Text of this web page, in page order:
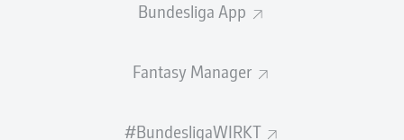
Bundesliga App
Fantasy Manager
#BundesligaWIRKT